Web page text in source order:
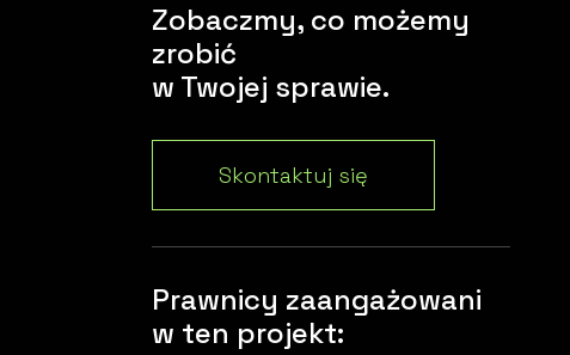
Zobaczmy, co możemy
zrobić
w Twojej sprawie.
Skontaktuj się
Prawnicy zaangażowani
w ten projekt: